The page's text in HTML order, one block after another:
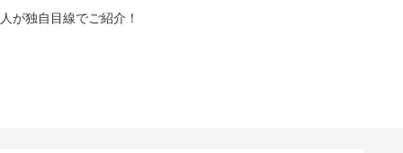
が独自目線でご紹介！